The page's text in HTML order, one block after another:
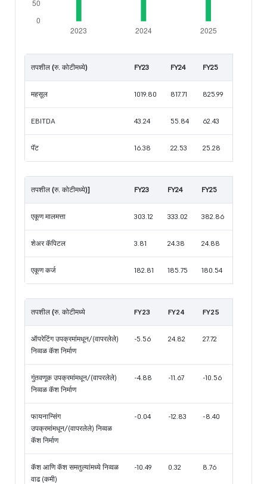
तपशील (रु. कोटीमध्ये) FY23 FY24 FY25
महसूल 1019.80 817.71 825.99
EBITDA 43.24 55.84 62.43
पॅट 16.38 22.53 25.28
तपशील (रु. कोटीमध्ये)] FY23 FY24 FY25
एकूण मालमत्ता 303.12 333.02 382.86
शेअर कॅपिटल 3.81 24.38 24.88
एकूण कर्ज 182.81 185.75 180.54
तपशील (रु. कोटीमध्ये FY23 FY24 FY25
ऑपरेटिंग उपक्रमांमधून/(वापरलेले)
निव्वळ कॅश निर्माण
-5.56 24.82 27.72
गुंतवणूक उपक्रमांमधून/(वापरलेले)
निव्वळ कॅश निर्माण
-4.88 -11.67 -10.56
फायनान्सिंग
उपक्रमांमधून/(वापरलेले) निव्वळ
कॅश निर्माण
-0.04 -12.83 -8.40
कॅश आणि कॅश समतुल्यांमध्ये निव्वळ
वाढ (कमी)
-10.49 0.32 8.76